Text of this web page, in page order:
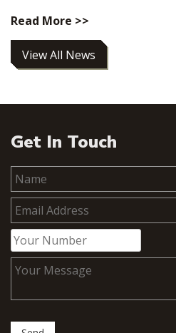
Read More >>
View All News
Get In Touch